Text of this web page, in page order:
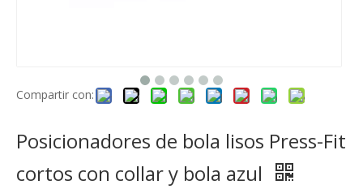
Compartir con:
Posicionadores de bola lisos Press-Fit
cortos con collar y bola azul